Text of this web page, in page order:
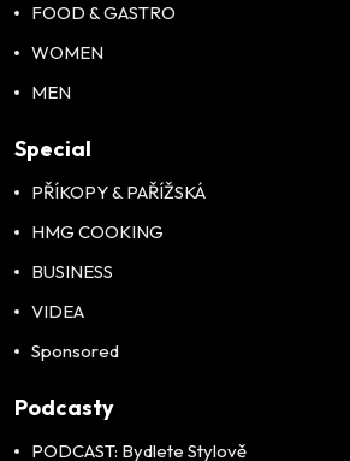
FOOD & GASTRO
WOMEN
MEN
Special
PŘÍKOPY & PAŘÍŽSKÁ
HMG COOKING
BUSINESS
VIDEA
Sponsored
Podcasty
PODCAST: Bydlete Stylově